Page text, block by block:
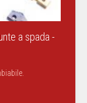
a spada -